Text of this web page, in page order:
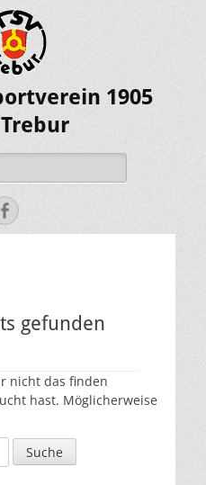
1905
Facebook
gefunden
nicht das finden
hast. Möglicherweise